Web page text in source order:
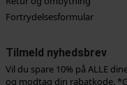
Fortrydelsesformular
Tilmeld nyhedsbrev
Vil du spare 10% på ALLE
og modtag din rabatkode.